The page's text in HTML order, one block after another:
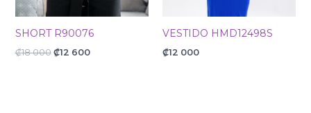
SHORT R90076
₡18 000 ₡12 600
VESTIDO HMD12498S
₡12 000